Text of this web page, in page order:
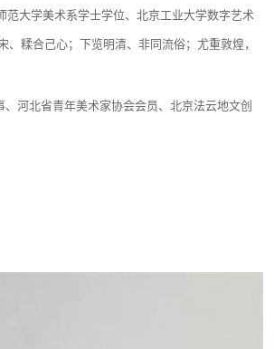
大学美术系学士学位、北京工业大学数字艺术
糅合己心；下览明清、非同流俗；尤重敦煌，
河北省青年美术家协会会员、北京法云地文创